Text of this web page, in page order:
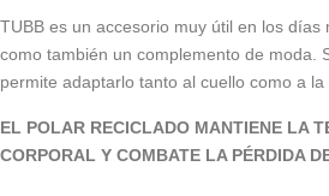
TUBB es un accesorio muy útil en los
como también un complemento de moda.
permite adaptarlo tanto al cuello como a la
EL POLAR RECICLADO MANTIENE LA
CORPORAL Y COMBATE LA PÉRDIDA